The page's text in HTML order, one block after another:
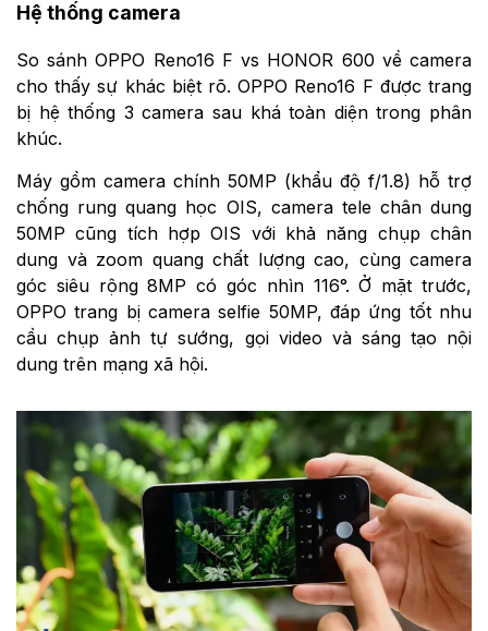
Hệ thống camera
So sánh OPPO Reno16 F vs HONOR 600 về camera
cho thấy sự khác biệt rõ. OPPO Reno16 F được trang
bị hệ thống 3 camera sau khá toàn diện trong phân
khúc.
Máy gồm camera chính 50MP (khẩu độ f/1.8) hỗ trợ
chống rung quang học OIS, camera tele chân dung
50MP cũng tích hợp OIS với khả năng chụp chân
dung và zoom quang chất lượng cao, cùng camera
góc siêu rộng 8MP có góc nhìn 116°. Ở mặt trước,
OPPO trang bị camera selfie 50MP, đáp ứng tốt nhu
cầu chụp ảnh tự sướng, gọi video và sáng tạo nội
dung trên mạng xã hội.